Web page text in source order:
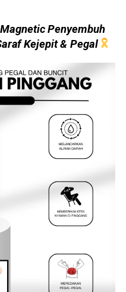
Penyembuh
Kejepit & Pegal